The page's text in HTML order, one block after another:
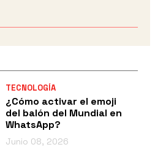
TECNOLOGÍA
¿Cómo activar el emoji
del balón del Mundial en
WhatsApp?
Junio 08, 2026